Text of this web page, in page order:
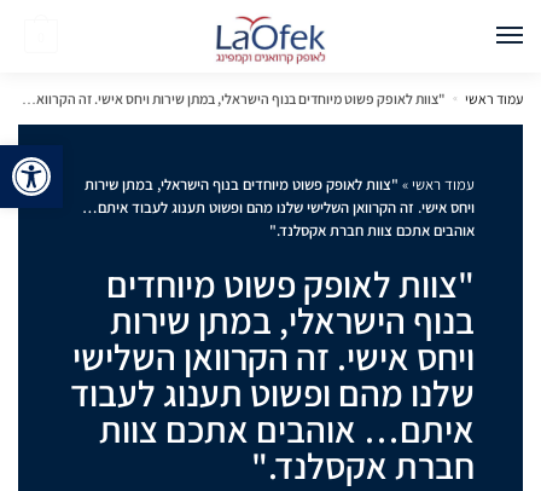
עמוד ראשי » "צוות לאופק פשוט מיוחדים בנוף הישראלי, במתן שירות ויחס אישי. זה הקרוואן השלישי שלנו מהם ופשוט תענוג לעבוד איתם… אוהבים אתכם צוות חברת אקסלנד."
עמוד ראשי» "צוות לאופק פשוט מיוחדים בנוף הישראלי, במתן שירות
ויחס אישי. זה הקרוואן השלישי שלנו מהם ופשוט תענוג לעבוד איתם…
אוהבים אתכם צוות חברת אקסלנד."
"צוות לאופק פשוט מיוחדים
בנוף הישראלי, במתן שירות
ויחס אישי. זה הקרוואן השלישי
שלנו מהם ופשוט תענוג לעבוד
איתם… אוהבים אתכם צוות
חברת אקסלנד."